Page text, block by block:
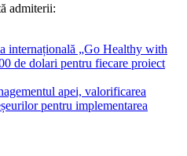
admiterii:
internațională „Go Healthy with
de dolari pentru fiecare proiect
apei, valorificarea
pentru implementarea